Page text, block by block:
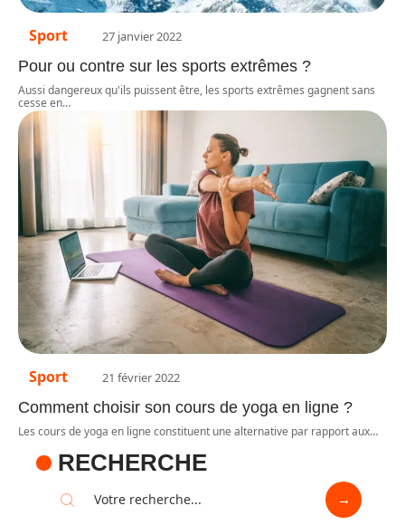
Sport 27 janvier 2022
Pour ou contre sur les sports extrêmes ?
Aussi dangereux qu'ils puissent être, les sports extrêmes gagnent sans
cesse en…
Sport 21 février 2022
Comment choisir son cours de yoga en ligne ?
Les cours de yoga en ligne constituent une alternative par rapport aux…
RECHERCHE